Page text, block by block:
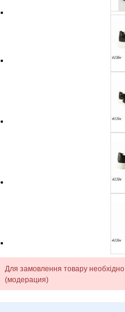
Для замовлення товару необхідно
(модерация)